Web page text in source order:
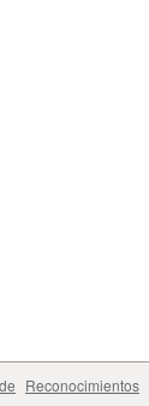
Reconocimientos